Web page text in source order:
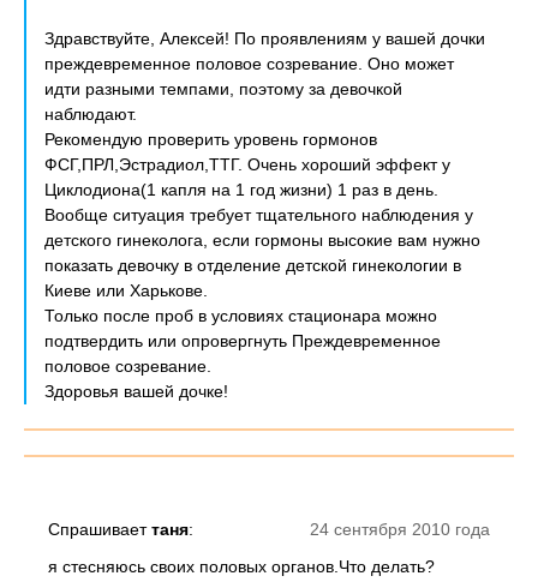
Здравствуйте, Алексей! По проявлениям у вашей дочки
преждевременное половое созревание. Оно может
идти разными темпами, поэтому за девочкой
наблюдают.
Рекомендую проверить уровень гормонов
ФСГ,ПРЛ,Эстрадиол,ТТГ. Очень хороший эффект у
Циклодиона(1 капля на 1 год жизни) 1 раз в день.
Вообще ситуация требует тщательного наблюдения у
детского гинеколога, если гормоны высокие вам нужно
показать девочку в отделение детской гинекологии в
Киеве или Харькове.
Только после проб в условиях стационара можно
подтвердить или опровергнуть Преждевременное
половое созревание.
Здоровья вашей дочке!
24 сентября 2010 года
Спрашиваеттаня:
я стесняюсь своих половых органов.Что делать?